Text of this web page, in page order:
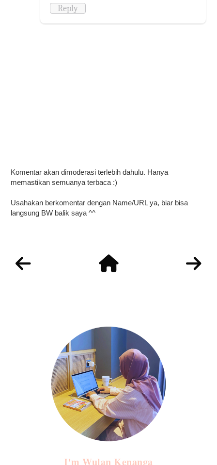
Reply
Komentar akan dimoderasi terlebih dahulu. Hanya
memastikan semuanya terbaca :)
Usahakan berkomentar dengan Name/URL ya, biar bisa
langsung BW balik saya ^^
I'm Wulan Kenanga